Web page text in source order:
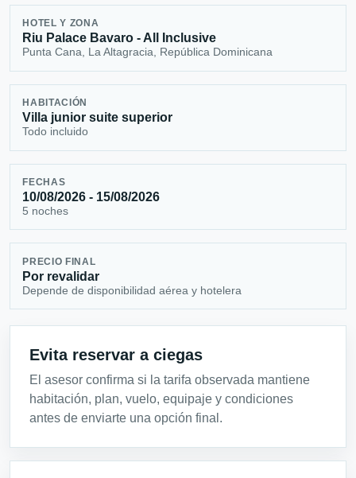
HOTEL Y ZONA
Riu Palace Bavaro - All Inclusive
Punta Cana, La Altagracia, República Dominicana
HABITACIÓN
Villa junior suite superior
Todo incluido
FECHAS
10/08/2026 - 15/08/2026
5 noches
PRECIO FINAL
Por revalidar
Depende de disponibilidad aérea y hotelera
Evita reservar a ciegas
El asesor confirma si la tarifa observada mantiene
habitación, plan, vuelo, equipaje y condiciones
antes de enviarte una opción final.